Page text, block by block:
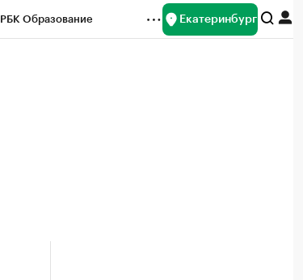
РБК Образование Екатеринбург